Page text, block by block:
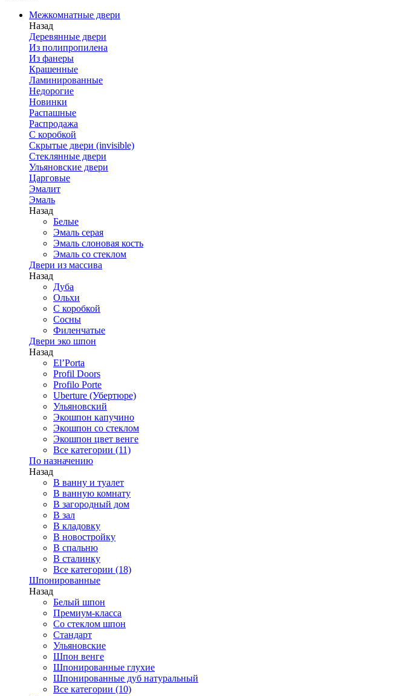
Межкомнатные двери
Назад
Деревянные двери
Из полипропилена
Из фанеры
Крашенные
Ламинированные
Недорогие
Новинки
Распашные
Распродажа
С коробкой
Скрытые двери (invisible)
Стеклянные двери
Ульяновские двери
Царговые
Эмалит
Эмаль
Назад
Белые
Эмаль серая
Эмаль слоновая кость
Эмаль со стеклом
Двери из массива
Назад
Дуба
Ольхи
С коробкой
Сосны
Филенчатые
Двери эко шпон
Назад
El’Porta
Profil Doors
Profilo Porte
Uberture (Убертюре)
Ульяновский
Экошпон капучино
Экошпон со стеклом
Экошпон цвет венге
Все категории (11)
По назначению
Назад
В ванну и туалет
В ванную комнату
В загородный дом
В зал
В кладовку
В новостройку
В спальню
В сталинку
Все категории (18)
Шпонированные
Назад
Белый шпон
Премиум-класса
Со стеклом шпон
Стандарт
Ульяновские
Шпон венге
Шпонированные глухие
Шпонированные дуб натуральный
Все категории (10)